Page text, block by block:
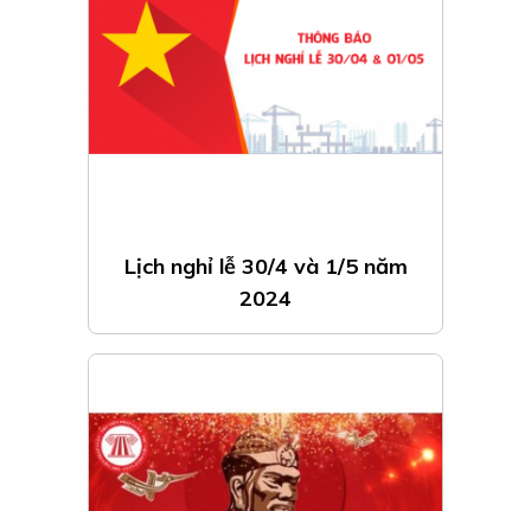
Lịch nghỉ lễ 30/4 và 1/5 năm
2024